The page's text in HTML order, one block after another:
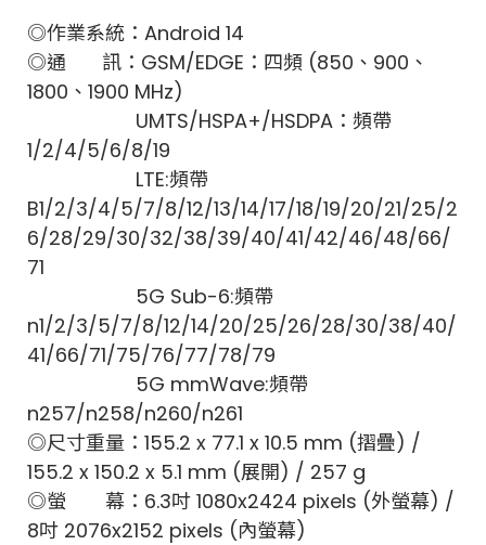
◎作業系統：Android 14
◎通 訊：GSM/EDGE：四頻 (850、900、
1800、1900 MHz)
UMTS/HSPA+/HSDPA：頻帶
1/2/4/5/6/8/19
LTE:頻帶
B1/2/3/4/5/7/8/12/13/14/17/18/19/20/21/25/2
6/28/29/30/32/38/39/40/41/42/46/48/66/
71
5G Sub-6:頻帶
n1/2/3/5/7/8/12/14/20/25/26/28/30/38/40/
41/66/71/75/76/77/78/79
5G mmWave:頻帶
n257/n258/n260/n261
◎尺寸重量：155.2 x 77.1 x 10.5 mm (摺疊) /
155.2 x 150.2 x 5.1 mm (展開) / 257 g
◎螢 幕：6.3吋 1080x2424 pixels (外螢幕) /
8吋 2076x2152 pixels (內螢幕)